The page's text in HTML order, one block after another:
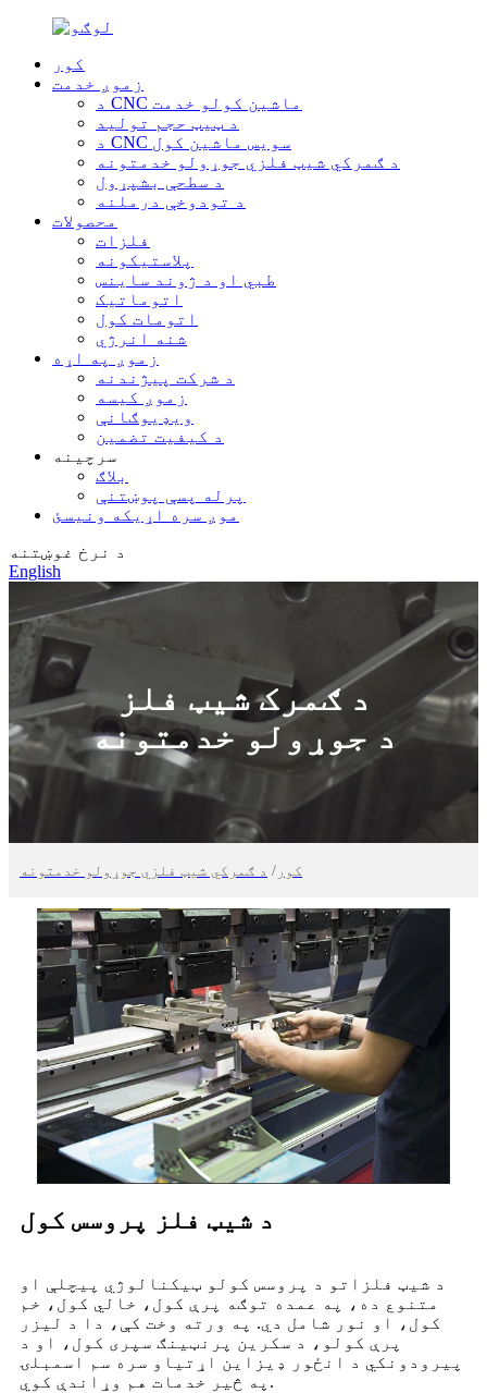
کور
زموږ خدمت
د CNC ماشین کولو خدمت
د ټیټ حجم تولید
د CNC سویس ماشین کول
د ګمرکي شیټ فلزي جوړولو خدمتونه
د سطحې بشپړول
د تودوخې درملنه
محصولات
فلزات
پلاستیکونه
طبي او د ژوند ساینس
اتوماتیک
اتومات کول
شنه انرژي
زموږ په اړه
د شرکت پیژندنه
زموږ کیسه
ویډیوګانې
د کیفیت تضمین
سرچینه
بلاګ
پرله پسې پوښتنې
موږ سره اړیکه ونیسئ
د نرخ غوښتنه
English
د ګمرک شیټ فلز
د جوړولو خدمتونه
کور / د ګمرکي شیټ فلزي جوړولو خدمتونه
د شیټ فلز پروسس کول
د شیټ فلزاتو د پروسس کولو ټیکنالوژي پیچلې او
متنوع ده، په عمده توګه پرې کول، خالي کول، خم
کول، او نور شامل دي. په ورته وخت کې، دا د لیزر
پرې کولو، د سکرین پرنټینګ سپری کول، او د
پیرودونکي د انځور ډیزاین اړتیاو سره سم اسمبلۍ
په څیر خدمات هم وړاندې کوي.